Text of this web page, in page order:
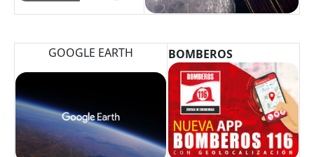
GOOGLE EARTH BOMBEROS